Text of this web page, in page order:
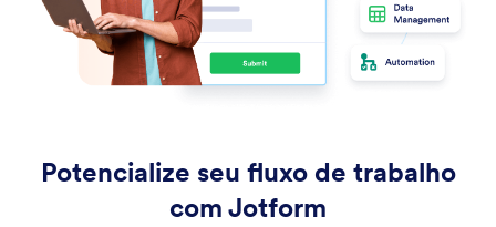
Potencialize seu fluxo de trabalho
com Jotform